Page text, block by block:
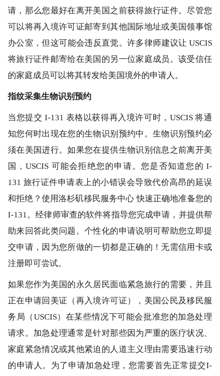
请，那么您最好在离开美国之前获得旅行证件。尽管您
可以将再入境许可证邮寄到其他国际地址或美国领事馆
办公室，但这可能会违反直觉。许多律师建议让 USCIS
将旅行证件邮寄给在美国的另一位家庭成员。该受信任
的家庭成员可以将其转发给美国境外的申请人。
指纹采集生物识别预约
当您提交 I-131 表格以获得再入境许可时，USCIS 将通
知您何时出现在您的生物识别预约中。生物识别预约必
须在美国进行。如果您在提供生物识别信息之前离开美
国，USCIS 可能会拒绝您的申请。您是否知道您的 I-
131 旅行证件申请表上的小错误会导致代价高昂的延误
和拒绝？使用洛杉矶移民服务中心 快速正确地准备您的
I-131。经律师审查的软件将指导您完成申请，并提供帮
助来回答此类问题。个性化的申请说明可帮助您立即提
交申请，因为您所做的一切都是正确的！无需信用卡或
注册即可尝试。
如果您作为美国的永久居民面临紧急旅行的需要，并且
正在申请回美证（再入境许可证），美国公民及移民服
务局（USCIS）在某些情况下可能会批准您的加急处理
请求。加急处理通常是针对那些因为严重的医疗状况、
家庭紧急情况或其他紧迫的人道主义理由需要迅速行动
的申请人。为了申请加急处理，您需要首先正常提交I-